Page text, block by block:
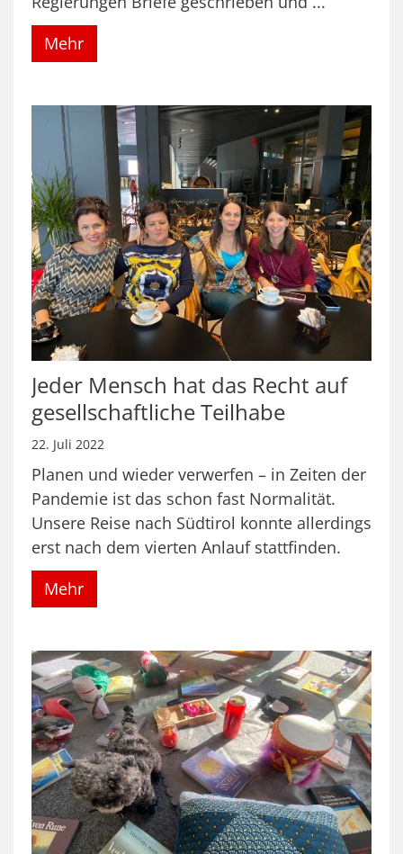
Mehr
Jeder Mensch hat das Recht auf
gesellschaftliche Teilhabe
22. Juli 2022
Planen und wieder verwerfen – in Zeiten der
Pandemie ist das schon fast Normalität.
Unsere Reise nach Südtirol konnte allerdings
erst nach dem vierten Anlauf stattfinden.
Mehr